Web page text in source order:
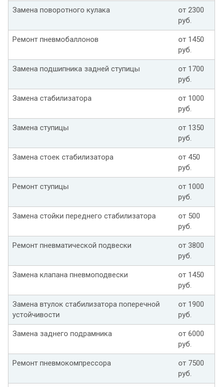
Замена поворотного кулака
от 2300
руб.
Ремонт пневмобаллонов
от 1450
руб.
Замена подшипника задней ступицы
от 1700
руб.
Замена стабилизатора
от 1000
руб.
Замена ступицы
от 1350
руб.
Замена стоек стабилизатора
от 450
руб.
Ремонт ступицы
от 1000
руб.
Замена стойки переднего стабилизатора
от 500
руб.
Ремонт пневматической подвески
от 3800
руб.
Замена клапана пневмоподвески
от 1450
руб.
Замена втулок стабилизатора поперечной
устойчивости
от 1900
руб.
Замена заднего подрамника
от 6000
руб.
Ремонт пневмокомпрессора
от 7500
руб.